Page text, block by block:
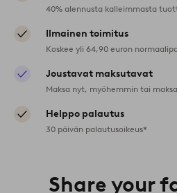
40% alennusta kalleimmasta
Ilmainen toimitus
Koskee yli 64,90 euron
Joustavat maksutavat
Maksa nyt, myöhemmin tai
Helppo palautus
30 päivän palautusoikeus*
Share your